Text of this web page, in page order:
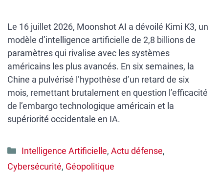
Le 16 juillet 2026, Moonshot AI a dévoilé Kimi K3, un
modèle d’intelligence artificielle de 2,8 billions de
paramètres qui rivalise avec les systèmes
américains les plus avancés. En six semaines, la
Chine a pulvérisé l’hypothèse d’un retard de six
mois, remettant brutalement en question l’efficacité
de l’embargo technologique américain et la
supériorité occidentale en IA.
Catégories
Intelligence Artificielle, Actu défense,
Cybersécurité, Géopolitique